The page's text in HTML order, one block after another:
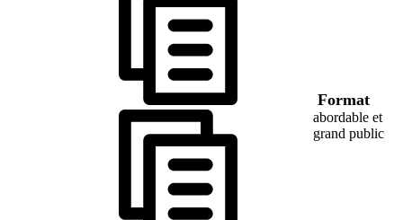
Format
abordable et
grand public